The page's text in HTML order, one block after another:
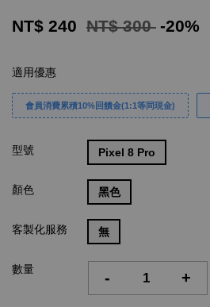
NT$ 240 NT$ 300 -20%
適用優惠
會員消費累積10%回饋金(1:1等同現金)
型號 Pixel 8 Pro
顏色 黑色
客製化服務 無
數量 - +